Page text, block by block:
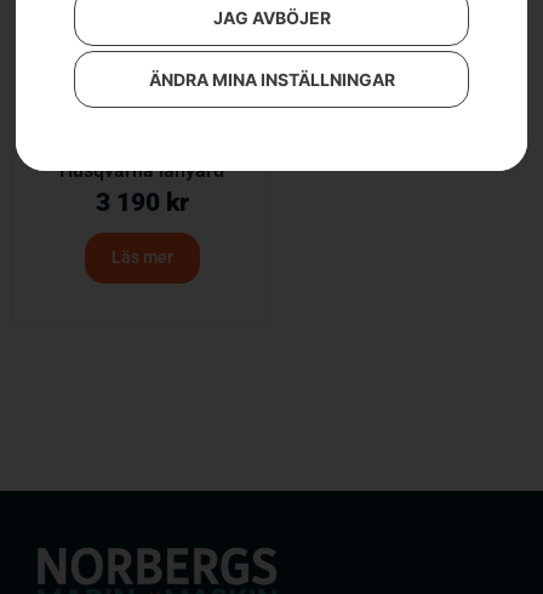
JAG AVBÖJER
ÄNDRA MINA INSTÄLLNINGAR
Husqvarna lanyard
3 190 kr
Läs mer